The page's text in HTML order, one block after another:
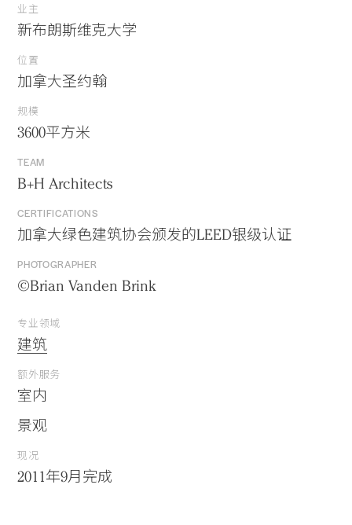
业主
新布朗斯维克大学
位置
加拿大圣约翰
规模
3600平方米
TEAM
B+H Architects
CERTIFICATIONS
加拿大绿色建筑协会颁发的LEED银级认证
PHOTOGRAPHER
©Brian Vanden Brink
专业领域
建筑
额外服务
室内
景观
现况
2011年9月完成